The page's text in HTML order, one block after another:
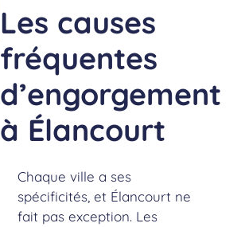
Les causes
fréquentes
d’engorgement
à Élancourt
Chaque ville a ses
spécificités, et Élancourt ne
fait pas exception. Les